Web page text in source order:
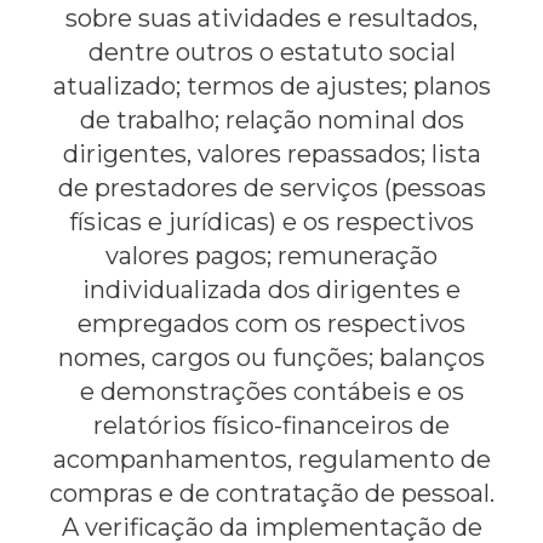
sobre suas atividades e resultados,
dentre outros o estatuto social
atualizado; termos de ajustes; planos
de trabalho; relação nominal dos
dirigentes, valores repassados; lista
de prestadores de serviços (pessoas
físicas e jurídicas) e os respectivos
valores pagos; remuneração
individualizada dos dirigentes e
empregados com os respectivos
nomes, cargos ou funções; balanços
e demonstrações contábeis e os
relatórios físico-financeiros de
acompanhamentos, regulamento de
compras e de contratação de pessoal.
A verificação da implementação de